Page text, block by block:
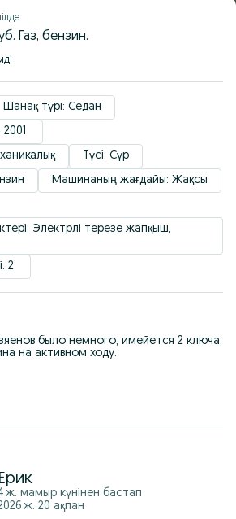
Газ, бензин.
Шанақ түрі: Седан
Түсі: Сұр
Машинаның жағдайы: Жақсы
Электрлі терезе жапқыш,
2
было немного, имейется 2 ключа,
на активном ходу.
ж. мамыр күнінен бастап
ж. 20 ақпан